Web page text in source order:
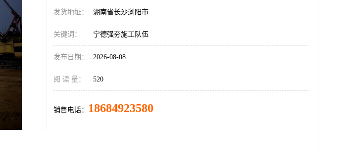
发货地址： 湖南省长沙浏阳市
关键词： 宁德强夯施工队伍
发布日期： 2026-08-08
阅 读 量： 520
销售电话： 18684923580